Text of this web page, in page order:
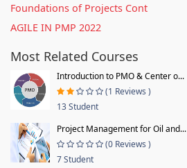
Foundations of Projects Cont
AGILE IN PMP 2022
Most Related Courses
Introduction to PMO & Center o...
(1 Reviews )
13 Student
Project Management for Oil and...
(0 Reviews )
7 Student